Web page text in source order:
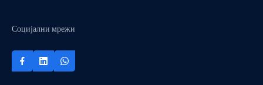
Социјални мрежи